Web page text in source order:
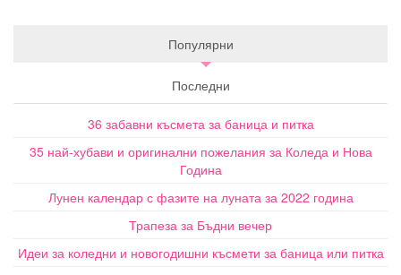
Популярни
Последни
36 забавни късмета за баница и питка
35 най-хубави и оригинални пожелания за Коледа и Нова
Година
Лунен календар с фазите на луната за 2022 година
Трапеза за Бъдни вечер
Идеи за коледни и новогодишни късмети за баница или питка